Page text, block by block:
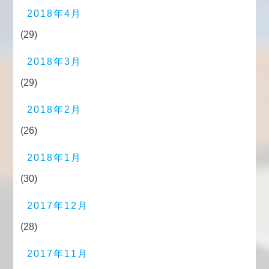
2018年4月
(29)
2018年3月
(29)
2018年2月
(26)
2018年1月
(30)
2017年12月
(28)
2017年11月